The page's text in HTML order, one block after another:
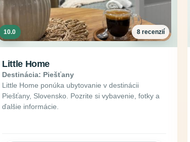
10.0 8 recenzií
Little Home
Destinácia: Piešťany
Little Home ponúka ubytovanie v destinácii
Piešťany, Slovensko. Pozrite si vybavenie, fotky a
ďalšie informácie.